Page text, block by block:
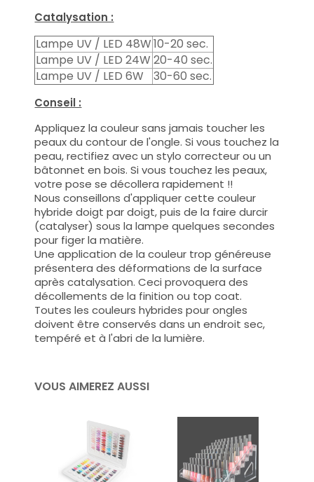
Catalysation :
Lampe UV / LED 48W10-20 sec.
Lampe UV / LED 24W 20-40 sec.
Lampe UV / LED 6W
30-60 sec.
Conseil :
Appliquez la couleur sans jamais toucher les
peaux du contour de l'ongle. Si vous touchez la
peau, rectifiez avec un stylo correcteur ou un
bâtonnet en bois. Si vous touchez les peaux,
votre pose se décollera rapidement !!
Nous conseillons d'appliquer cette couleur
hybride doigt par doigt, puis de la faire durcir
(catalyser) sous la lampe quelques secondes
pour figer la matière.
Une application de la couleur trop généreuse
présentera des déformations de la surface
après catalysation. Ceci provoquera des
décollements de la finition ou top coat.
Toutes les couleurs hybrides pour ongles
doivent être conservés dans un endroit sec,
tempéré et à l'abri de la lumière.
VOUS AIMEREZ AUSSI